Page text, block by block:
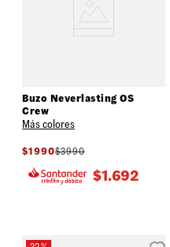
Buzo Neverlasting OS
Crew
Más colores
$1990$3990
$1.692